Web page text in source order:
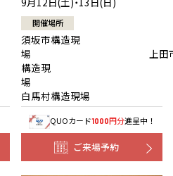
開催場所
須坂市構造現
場 上田
構造現
白馬村構造現場
QUOカード1000円分進呈中！
ご来場予約